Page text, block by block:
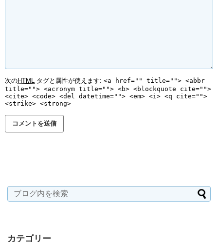
次のHTML タグと属性が使えます: <a href="" title=""> <abbr
title=""> <acronym title=""> <b> <blockquote cite="">
<cite> <code> <del datetime=""> <em> <i> <q cite="">
<strike> <strong>
カテゴリー